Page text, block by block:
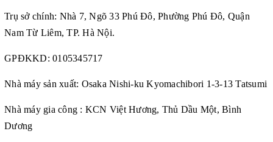
Trụ sở chính: Nhà 7, Ngõ 33 Phú Đô, Phường Phú Đô, Quận
Nam Từ Liêm, TP. Hà Nội.
GPĐKKD: 0105345717
Nhà máy sản xuất: Osaka Nishi-ku Kyomachibori 1-3-13 Tatsumi
Nhà máy gia công : KCN Việt Hương, Thủ Dầu Một, Bình
Dương